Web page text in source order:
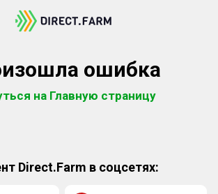
ошибка
на Главную страницу
Direct.Farm в соцсетях: